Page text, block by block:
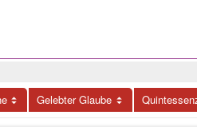
Gelebter Glaube